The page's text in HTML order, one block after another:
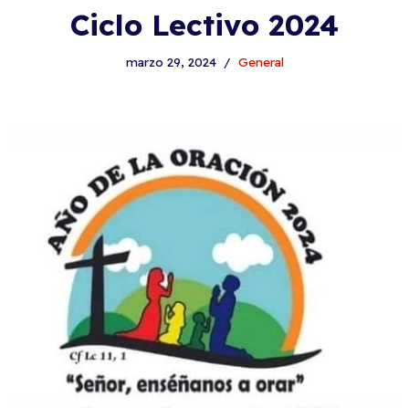
Ciclo Lectivo 2024
marzo 29, 2024 General